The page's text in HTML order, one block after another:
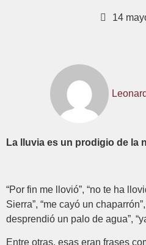
14
La lluvia es un prodigio de la
“Por fin me llovió”, “no te ha
Sierra”, “me cayó un
desprendió un palo de agua”,
Entre otras, esas eran frases